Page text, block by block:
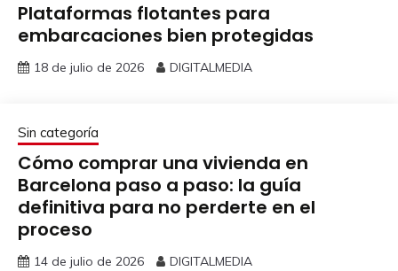
Plataformas flotantes para
embarcaciones bien protegidas
18 de julio de 2026 DIGITALMEDIA
Sin categoría
Cómo comprar una vivienda en
Barcelona paso a paso: la guía
definitiva para no perderte en el
proceso
14 de julio de 2026 DIGITALMEDIA